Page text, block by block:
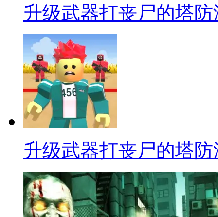
升级武器打丧尸的塔防
升级武器打丧尸的塔防